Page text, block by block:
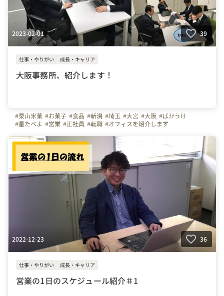
2023-02-01 39
仕事・やりがい 成長・キャリア
大阪事務所、紹介します！
#栗山米菓 #お菓子 #食品 #新潟 #埼玉 #大宮 #大阪 #ばかうけ
#星たべよ #営業 #正社員 #転職 #オフィスを紹介します
2022-12-23 36
仕事・やりがい 成長・キャリア
営業の1日のスケジュール紹介＃1